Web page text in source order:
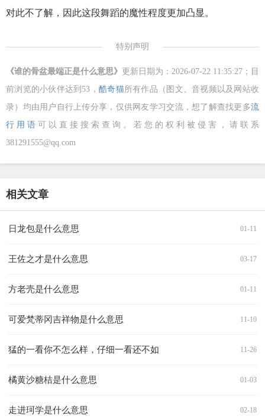
对此不了解，因此这段舞蹈的魔性程度更加凸显。
特别声明
《谁的骨盆最端正是什么意思》 更新日期为：2026-07-22 11:35:27；目
前浏览的小伙伴达到 53，酷奇猫所有作品（图文、音视频以及网站收
录）均由用户自行上传分享，仅供网友学习交流，想了解查找更多流
行用语 可以直接搜索查询。若您的权利被侵害，请联系
381291555@qq.com
相关文章
01-11
日龙包是什么意思
03-17
王佐之才是什么意思
01-11
方老壳是什么意思
11-10
可爱梵蒂冈吉祥物是什么意思
11-26
猛的一看你不怎么样，仔细一看还不如
01-03
橘黄沙糖桔是什么意思
02-18
走进珂学是什么意思